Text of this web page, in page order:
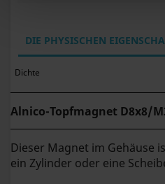
DIE PHYSISCHEN
Dichte
Alnico-Topfmagnet D8x8/
Dieser Magnet im Gehäuse
ein Zylinder oder eine